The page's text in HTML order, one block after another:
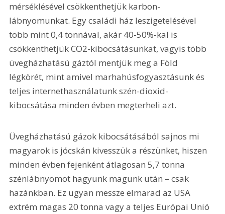
mérséklésével csökkenthetjük karbon-
lábnyomunkat. Egy családi ház leszigetelésével
több mint 0,4 tonnával, akár 40-50%-kal is
csökkenthetjük CO2-kibocsátásunkat, vagyis több
üvegházhatású gáztól mentjük meg a Föld
légkörét, mint amivel marhahúsfogyasztásunk és
teljes internethasználatunk szén-dioxid-
kibocsátása minden évben megterheli azt.
Üvegházhatású gázok kibocsátásából sajnos mi
magyarok is jócskán kivesszük a részünket, hiszen
minden évben fejenként átlagosan 5,7 tonna
szénlábnyomot hagyunk magunk után – csak
hazánkban. Ez ugyan messze elmarad az USA
extrém magas 20 tonna vagy a teljes Európai Unió